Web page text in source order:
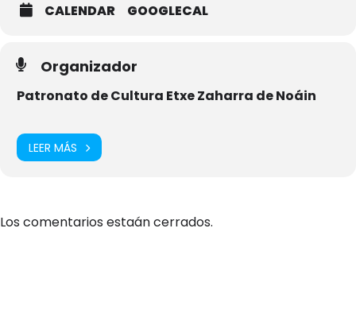
CALENDAR GOOGLECAL
Organizador
Patronato de Cultura Etxe Zaharra de Noáin
LEER MÁS
Los comentarios estaán cerrados.